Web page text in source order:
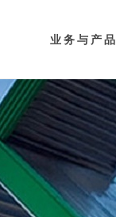
业务与产品